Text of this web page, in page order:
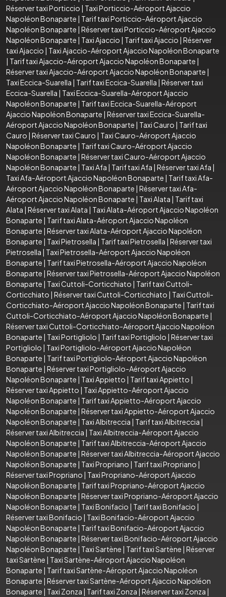
Réserver taxi Porticcio | Taxi Porticcio-Aéroport Ajaccio
Napoléon Bonaparte | Tarif taxi Porticcio-Aéroport Ajaccio
Napoléon Bonaparte | Réserver taxi Porticcio-Aéroport Ajaccio
Napoléon Bonaparte | Taxi Ajaccio | Tarif taxi Ajaccio | Réserver
taxi Ajaccio | Taxi Ajaccio-Aéroport Ajaccio Napoléon Bonaparte
| Tarif taxi Ajaccio-Aéroport Ajaccio Napoléon Bonaparte |
Réserver taxi Ajaccio-Aéroport Ajaccio Napoléon Bonaparte |
Taxi Eccica-Suarella | Tarif taxi Eccica-Suarella | Réserver taxi
Eccica-Suarella | Taxi Eccica-Suarella-Aéroport Ajaccio
Napoléon Bonaparte | Tarif taxi Eccica-Suarella-Aéroport
Ajaccio Napoléon Bonaparte | Réserver taxi Eccica-Suarella-
Aéroport Ajaccio Napoléon Bonaparte | Taxi Cauro | Tarif taxi
Cauro | Réserver taxi Cauro | Taxi Cauro-Aéroport Ajaccio
Napoléon Bonaparte | Tarif taxi Cauro-Aéroport Ajaccio
Napoléon Bonaparte | Réserver taxi Cauro-Aéroport Ajaccio
Napoléon Bonaparte | Taxi Afa | Tarif taxi Afa | Réserver taxi Afa |
Taxi Afa-Aéroport Ajaccio Napoléon Bonaparte | Tarif taxi Afa-
Aéroport Ajaccio Napoléon Bonaparte | Réserver taxi Afa-
Aéroport Ajaccio Napoléon Bonaparte | Taxi Alata | Tarif taxi
Alata | Réserver taxi Alata | Taxi Alata-Aéroport Ajaccio Napoléon
Bonaparte | Tarif taxi Alata-Aéroport Ajaccio Napoléon
Bonaparte | Réserver taxi Alata-Aéroport Ajaccio Napoléon
Bonaparte | Taxi Pietrosella | Tarif taxi Pietrosella | Réserver taxi
Pietrosella | Taxi Pietrosella-Aéroport Ajaccio Napoléon
Bonaparte | Tarif taxi Pietrosella-Aéroport Ajaccio Napoléon
Bonaparte | Réserver taxi Pietrosella-Aéroport Ajaccio Napoléon
Bonaparte | Taxi Cuttoli-Corticchiato | Tarif taxi Cuttoli-
Corticchiato | Réserver taxi Cuttoli-Corticchiato | Taxi Cuttoli-
Corticchiato-Aéroport Ajaccio Napoléon Bonaparte | Tarif taxi
Cuttoli-Corticchiato-Aéroport Ajaccio Napoléon Bonaparte |
Réserver taxi Cuttoli-Corticchiato-Aéroport Ajaccio Napoléon
Bonaparte | Taxi Portigliolo | Tarif taxi Portigliolo | Réserver taxi
Portigliolo | Taxi Portigliolo-Aéroport Ajaccio Napoléon
Bonaparte | Tarif taxi Portigliolo-Aéroport Ajaccio Napoléon
Bonaparte | Réserver taxi Portigliolo-Aéroport Ajaccio
Napoléon Bonaparte | Taxi Appietto | Tarif taxi Appietto |
Réserver taxi Appietto | Taxi Appietto-Aéroport Ajaccio
Napoléon Bonaparte | Tarif taxi Appietto-Aéroport Ajaccio
Napoléon Bonaparte | Réserver taxi Appietto-Aéroport Ajaccio
Napoléon Bonaparte | Taxi Albitreccia | Tarif taxi Albitreccia |
Réserver taxi Albitreccia | Taxi Albitreccia-Aéroport Ajaccio
Napoléon Bonaparte | Tarif taxi Albitreccia-Aéroport Ajaccio
Napoléon Bonaparte | Réserver taxi Albitreccia-Aéroport Ajaccio
Napoléon Bonaparte | Taxi Propriano | Tarif taxi Propriano |
Réserver taxi Propriano | Taxi Propriano-Aéroport Ajaccio
Napoléon Bonaparte | Tarif taxi Propriano-Aéroport Ajaccio
Napoléon Bonaparte | Réserver taxi Propriano-Aéroport Ajaccio
Napoléon Bonaparte | Taxi Bonifacio | Tarif taxi Bonifacio |
Réserver taxi Bonifacio | Taxi Bonifacio-Aéroport Ajaccio
Napoléon Bonaparte | Tarif taxi Bonifacio-Aéroport Ajaccio
Napoléon Bonaparte | Réserver taxi Bonifacio-Aéroport Ajaccio
Napoléon Bonaparte | Taxi Sartène | Tarif taxi Sartène | Réserver
taxi Sartène | Taxi Sartène-Aéroport Ajaccio Napoléon
Bonaparte | Tarif taxi Sartène-Aéroport Ajaccio Napoléon
Bonaparte | Réserver taxi Sartène-Aéroport Ajaccio Napoléon
Bonaparte | Taxi Zonza | Tarif taxi Zonza | Réserver taxi Zonza |